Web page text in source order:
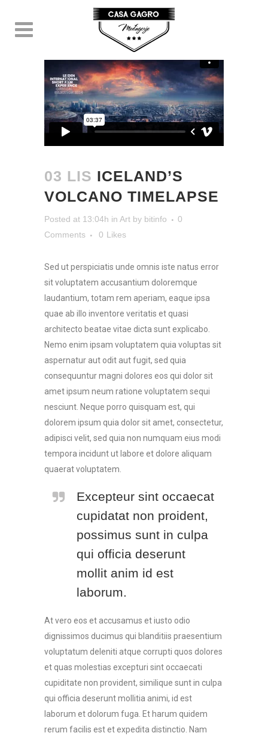
ICELAND’S VOLCANO
TIMELAPSE
03 LIS ICELAND’S
VOLCANO TIMELAPSE
Posted at 13:04h in Art by bitinfo
0
Comments
0 Likes
Sed ut perspiciatis unde omnis iste natus error
sit voluptatem accusantium doloremque
laudantium, totam rem aperiam, eaque ipsa
quae ab illo inventore veritatis et quasi
architecto beatae vitae dicta sunt explicabo.
Nemo enim ipsam voluptatem quia voluptas sit
aspernatur aut odit aut fugit, sed quia
consequuntur magni dolores eos qui dolor sit
amet ipsum neum ratione voluptatem sequi
nesciunt. Neque porro quisquam est, qui
dolorem ipsum quia dolor sit amet, consectetur,
adipisci velit, sed quia non numquam eius modi
tempora incidunt ut labore et dolore aliquam
quaerat voluptatem.
Excepteur sint occaecat
cupidatat non proident,
possimus sunt in culpa
qui officia deserunt
mollit anim id est
laborum.
At vero eos et accusamus et iusto odio
dignissimos ducimus qui blanditiis praesentium
voluptatum deleniti atque corrupti quos dolores
et quas molestias excepturi sint occaecati
cupiditate non provident, similique sunt in culpa
qui officia deserunt mollitia animi, id est
laborum et dolorum fuga. Et harum quidem
rerum facilis est et expedita distinctio. Nam